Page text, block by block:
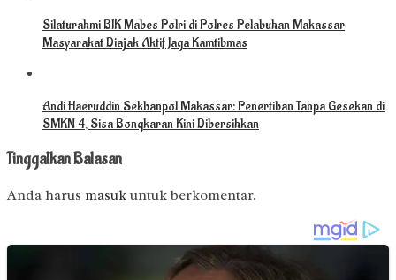
Silaturahmi BIK Mabes Polri di Polres Pelabuhan Makassar
Masyarakat Diajak Aktif Jaga Kamtibmas
Andi Haeruddin Sekbanpol Makassar: Penertiban Tanpa Gesekan di
SMKN 4, Sisa Bongkaran Kini Dibersihkan
Tinggalkan Balasan
Anda harus masuk untuk berkomentar.